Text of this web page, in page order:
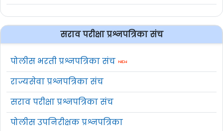
सराव परीक्षा प्रश्नपत्रिका संच
पोलीस भरती प्रश्नपत्रिका संच
राज्यसेवा प्रश्नपत्रिका संच
सराव परीक्षा प्रश्नपत्रिका संच
पोलीस उपनिरीक्षक प्रश्नपत्रिका